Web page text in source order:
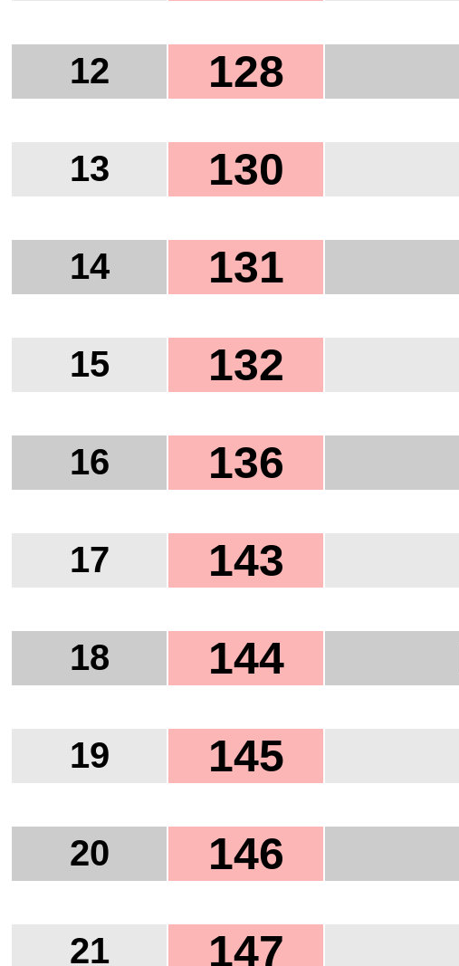
12 128
13 130
14 131
15 132
16 136
17 143
18 144
19 145
20 146
21 147